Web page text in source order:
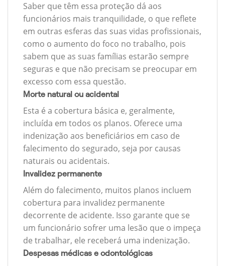
Saber que têm essa proteção dá aos
funcionários mais tranquilidade, o que reflete
em outras esferas das suas vidas profissionais,
como o aumento do foco no trabalho, pois
sabem que as suas famílias estarão sempre
seguras e que não precisam se preocupar em
excesso com essa questão.
Morte natural ou acidental
Esta é a cobertura básica e, geralmente,
incluída em todos os planos. Oferece uma
indenização aos beneficiários em caso de
falecimento do segurado, seja por causas
naturais ou acidentais.
Invalidez permanente
Além do falecimento, muitos planos incluem
cobertura para invalidez permanente
decorrente de acidente. Isso garante que se
um funcionário sofrer uma lesão que o impeça
de trabalhar, ele receberá uma indenização.
Despesas médicas e odontológicas